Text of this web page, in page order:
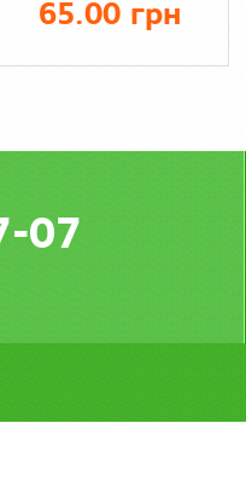
65.00 грн
07